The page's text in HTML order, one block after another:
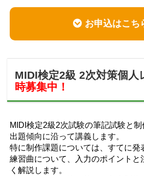
お申込はこち
MIDI検定2級 2次対策個人
時募集中！
MIDI検定2級2次試験の筆記試験と
出題傾向に沿って講義します。
特に制作課題については、すてに発
練習曲について、入力のポイントと
く解説します。